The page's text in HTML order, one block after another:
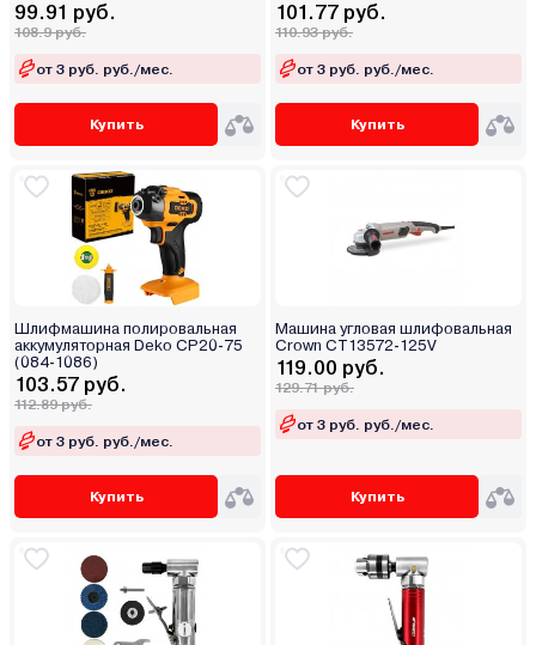
99.91 руб.
108.9 руб.
от 3 руб. руб./мес.
Купить
101.77 руб.
110.93 руб.
от 3 руб. руб./мес.
Купить
Шлифмашина полировальная
аккумуляторная Deko CP20-75
(084-1086)
103.57 руб.
112.89 руб.
от 3 руб. руб./мес.
Купить
Машина угловая шлифовальная
Crown CT13572-125V
119.00 руб.
129.71 руб.
от 3 руб. руб./мес.
Купить